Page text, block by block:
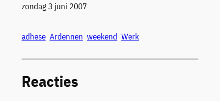
Datum
zondag 3 juni 2007
adhese Ardennen weekend Werk
Reacties